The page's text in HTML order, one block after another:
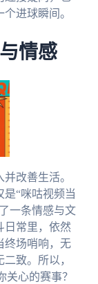
进球瞬间。
情感
改善生活。
“咪咕视频当
一条情感与文
日常里，依然
终场哨响，无
致。所以，
心的赛事？